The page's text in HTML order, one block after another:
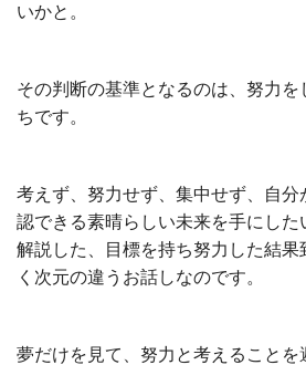
いかと。
その判断の基準となるのは、努力
ちです。
考えず、努力せず、集中せず、自分
認できる素晴らしい未来を手にし
解説した、目標を持ち努力した結果
く次元の違うお話しなのです。
夢だけを見て、努力と考えること